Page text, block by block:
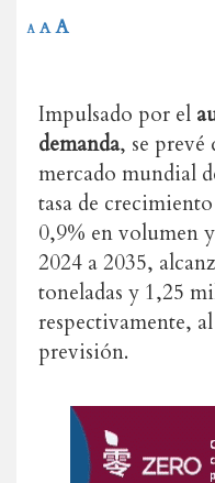
A A A
Impulsado por el
demanda, se
mercado mundial
tasa de
0,9% en volumen
2024 a 2035,
toneladas y 1,25
respectivamente,
previsión.